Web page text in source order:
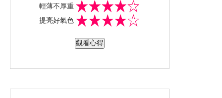
SOFINA為日本花王公司旗下的品牌之一
, 針對台灣的海島型氣候去研發設計 , 是
rimavista Ange 漾緁 輕妝綺肌長效粉餅
感想 .
持妝配方」的特點 !
輕薄不厚重
提亮好氣色
觀看心得